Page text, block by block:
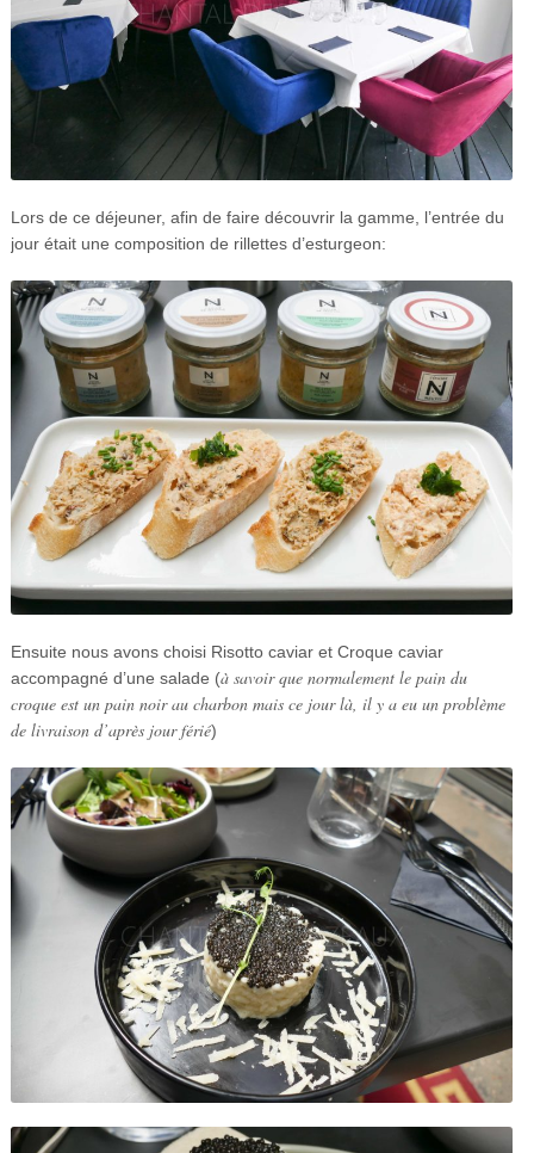
Lors de ce déjeuner, afin de faire découvrir la gamme, l’entrée du
jour était une composition de rillettes d’esturgeon:
Ensuite nous avons choisi Risotto caviar et Croque caviar
accompagné d’une salade (à savoir que normalement le pain du
croque est un pain noir au charbon mais ce jour là, il y a eu un problème
de livraison d’après jour férié)